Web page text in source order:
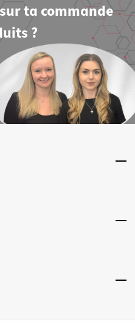
ta commande
?